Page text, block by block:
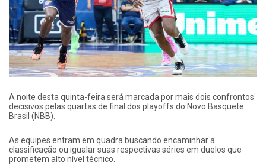
A noite desta quinta-feira será marcada por mais dois confrontos
decisivos pelas quartas de final dos playoffs do Novo Basquete
Brasil (NBB).
As equipes entram em quadra buscando encaminhar a
classificação ou igualar suas respectivas séries em duelos que
prometem alto nível técnico.